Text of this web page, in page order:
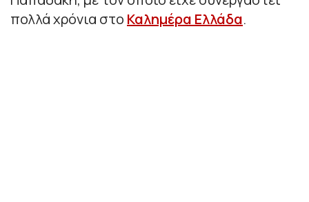
πολλά χρόνια στο Καλημέρα Ελλάδα.